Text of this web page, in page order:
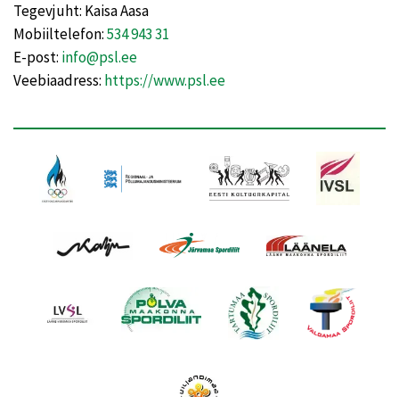
Tegevjuht: Kaisa Aasa
Mobiiltelefon:534 943 31
E-post: info@psl.ee
Veebiaadress: https://www.psl.ee